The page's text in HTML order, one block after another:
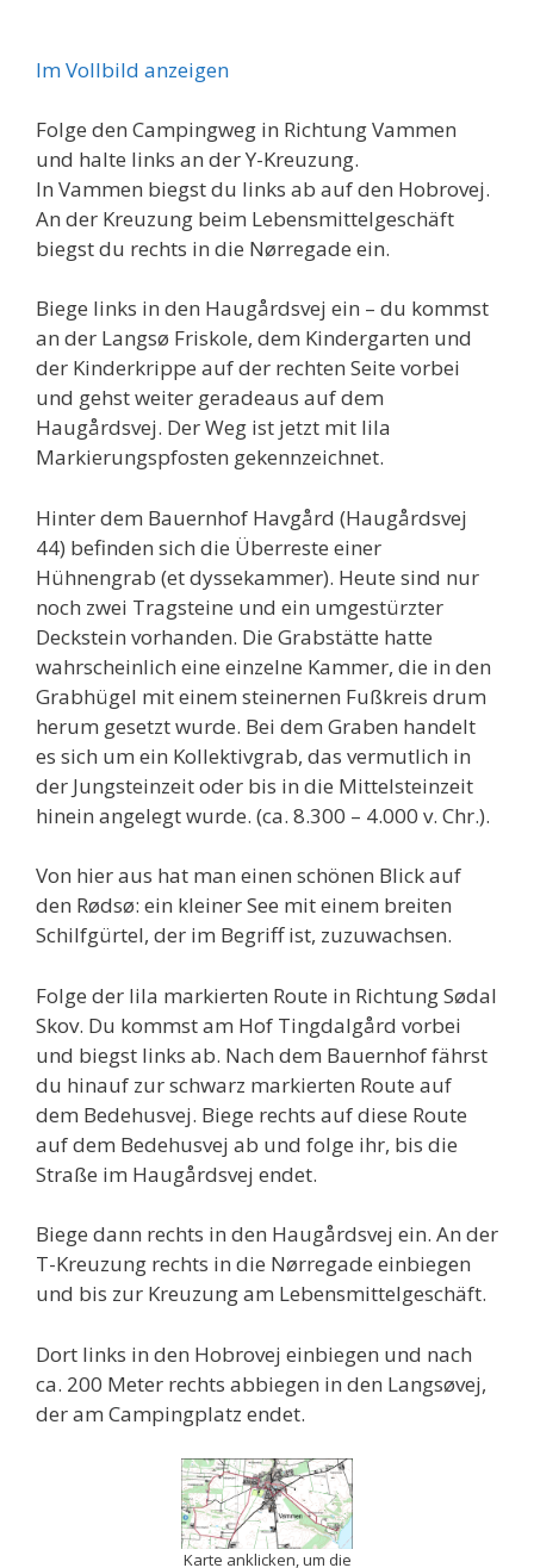
Im Vollbild anzeigen
Folge den Campingweg in Richtung Vammen
und halte links an der Y-Kreuzung.
In Vammen biegst du links ab auf den Hobrovej.
An der Kreuzung beim Lebensmittelgeschäft
biegst du rechts in die Nørregade ein.
Biege links in den Haugårdsvej ein – du kommst
an der Langsø Friskole, dem Kindergarten und
der Kinderkrippe auf der rechten Seite vorbei
und gehst weiter geradeaus auf dem
Haugårdsvej. Der Weg ist jetzt mit lila
Markierungspfosten gekennzeichnet.
Hinter dem Bauernhof Havgård (Haugårdsvej
44) befinden sich die Überreste einer
Hühnengrab (et dyssekammer). Heute sind nur
noch zwei Tragsteine und ein umgestürzter
Deckstein vorhanden. Die Grabstätte hatte
wahrscheinlich eine einzelne Kammer, die in den
Grabhügel mit einem steinernen Fußkreis drum
herum gesetzt wurde. Bei dem Graben handelt
es sich um ein Kollektivgrab, das vermutlich in
der Jungsteinzeit oder bis in die Mittelsteinzeit
hinein angelegt wurde. (ca. 8.300 – 4.000 v. Chr.).
Von hier aus hat man einen schönen Blick auf
den Rødsø: ein kleiner See mit einem breiten
Schilfgürtel, der im Begriff ist, zuzuwachsen.
Folge der lila markierten Route in Richtung Sødal
Skov. Du kommst am Hof Tingdalgård vorbei
und biegst links ab. Nach dem Bauernhof fährst
du hinauf zur schwarz markierten Route auf
dem Bedehusvej. Biege rechts auf diese Route
auf dem Bedehusvej ab und folge ihr, bis die
Straße im Haugårdsvej endet.
Biege dann rechts in den Haugårdsvej ein. An der
T-Kreuzung rechts in die Nørregade einbiegen
und bis zur Kreuzung am Lebensmittelgeschäft.
Dort links in den Hobrovej einbiegen und nach
ca. 200 Meter rechts abbiegen in den Langsøvej,
der am Campingplatz endet.
Karte anklicken, um die